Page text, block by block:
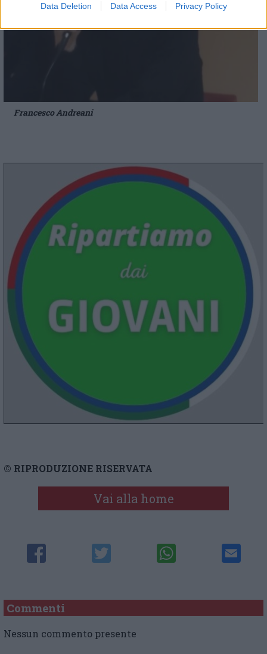
Data Deletion Data Access Privacy Policy
Francesco Andreani
© RIPRODUZIONE RISERVATA
Vai alla home
Commenti
Nessun commento presente